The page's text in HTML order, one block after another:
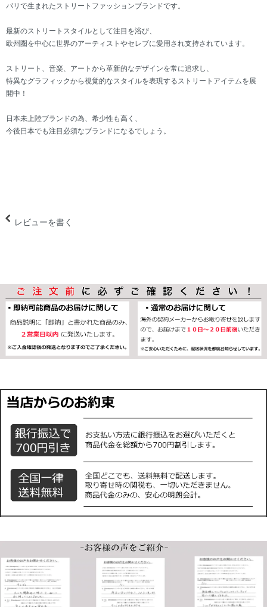
パリで生まれたストリートファッションブランドです。
最新のストリートスタイルとして注目を浴び、
欧州圏を中心に世界のアーティストやセレブに愛用され支持されています。
ストリート、音楽、アートから革新的なデザインを常に追求し、
特異なグラフィックから視覚的なスタイルを表現するストリートアイテムを展
開中！
日本未上陸ブランドの為、希少性も高く、
今後日本でも注目必須なブランドになるでしょう。
レビューを書く